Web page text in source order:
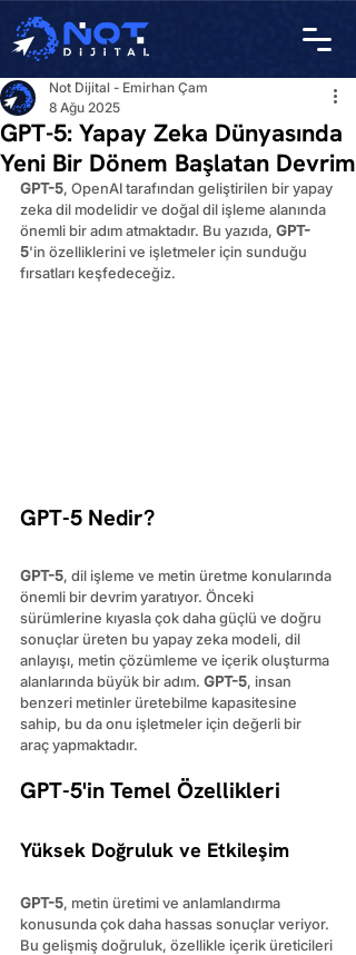
GPT-5: Yapay Zeka Dünyasında
Yeni Bir Dönem Başlatan Devrim
Not Dijital - Emirhan Çam
8 Ağu 2025
GPT-5, OpenAI tarafından geliştirilen bir yapay
zeka dil modelidir ve doğal dil işleme alanında
önemli bir adım atmaktadır. Bu yazıda, GPT-
5'in özelliklerini ve işletmeler için sunduğu
fırsatları keşfedeceğiz.
GPT-5 Nedir?
GPT-5, dil işleme ve metin üretme konularında
önemli bir devrim yaratıyor. Önceki
sürümlerine kıyasla çok daha güçlü ve doğru
sonuçlar üreten bu yapay zeka modeli, dil
anlayışı, metin çözümleme ve içerik oluşturma
alanlarında büyük bir adım. GPT-5, insan
benzeri metinler üretebilme kapasitesine
sahip, bu da onu işletmeler için değerli bir
araç yapmaktadır.
GPT-5'in Temel Özellikleri
Yüksek Doğruluk ve Etkileşim
GPT-5, metin üretimi ve anlamlandırma
konusunda çok daha hassas sonuçlar veriyor.
Bu gelişmiş doğruluk, özellikle içerik üreticileri